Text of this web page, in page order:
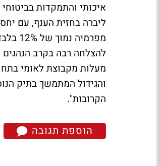
ליברה בחזית הענף, עם
להצלחה רבה בקרב הנהגים
מעלות מקבוצת לאומי
והגידול המתמשך בתיק
הקרובות".
הוספת תגובה